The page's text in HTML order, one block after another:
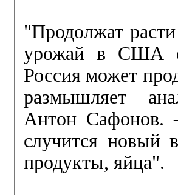
"Продолжат
урожай в США
Россия может
размышляет
Антон Сафонов.
случится новый
продукты, яйца".